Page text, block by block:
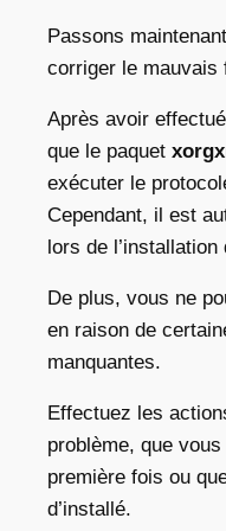
Passons
corriger le mauvais
Après avoir
que le paquet
exécuter le
Cependant, il est
lors de l’installation
De plus, vous ne
en raison de
manquantes.
Effectuez les
problème, que
première fois ou
d’installé.